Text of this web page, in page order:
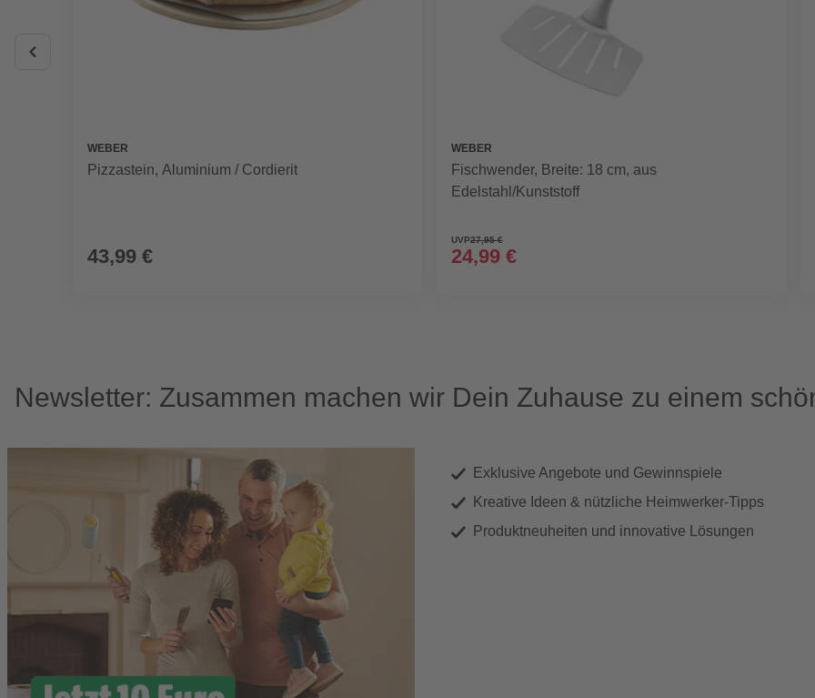
WEBER
Pizzastein, Aluminium / Cordierit
43,99 €
WEBER
Fischwender, Breite: 18 cm, aus
Edelstahl/Kunststoff
UVP27,95 €
24,99 €
Newsletter: Zusammen machen wir Dein Zuhause zu einem
Exklusive Angebote und Gewinnspiele
Kreative Ideen & nützliche Heimwerker-Tipps
Produktneuheiten und innovative Lösungen